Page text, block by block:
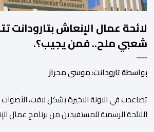
لائحة عمال الإنعاش
شعبي ملح.. فمن يجيب؟.
بواسطة تارودانت: موسى محراز
تصاعدت في الاونة الاخيرة بشكل لافت،
اللائحة الرسمية للمستفيدين من برنامج عمال